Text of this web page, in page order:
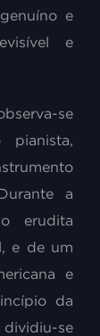
e
e
se
a
erudita
e de um
e
da
dividiu-se